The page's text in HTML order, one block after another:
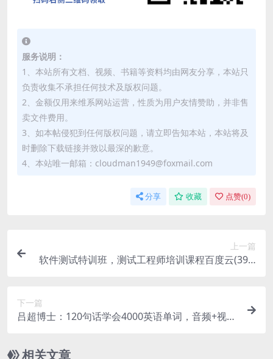
服务说明：
1、本站所有文档、视频、书籍等资料均由网友分享，本站只
负责收集不承担任何技术及版权问题。
2、金额仅用来维系网站运营，性质为用户友情赞助，并非售
卖文件费用。
3、如本帖侵犯到任何版权问题，请立即告知本站，本站将及
时删除下载链接并致以最深的歉意。
4、本站唯一邮箱：cloudman1949@foxmail.com
分享 收藏 点赞(0)
上一篇
软件测试特训班，测试工程师培训课程百度云(39.5
下一篇
吕超博士：120句话学会4000英语单词，音频+视频
相关文章